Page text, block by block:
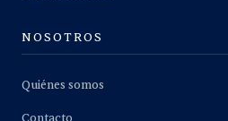
NOSOTROS
Quiénes somos
Contacto